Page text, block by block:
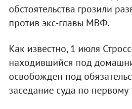
обстоятельства грозили
против экс-главы МВФ.
Как известно, 1 июля
находившийся под
освобожден под
заседание суда по